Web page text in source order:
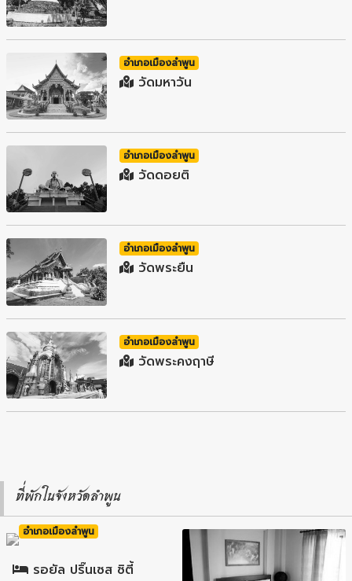
อำเภอเมืองลำพูน
วัดมหาวัน
อำเภอเมืองลำพูน
วัดดอยติ
อำเภอเมืองลำพูน
วัดพระยืน
อำเภอเมืองลำพูน
วัดพระคงฤาษี
ที่พักในจังหวัดลำพูน
อำเภอเมืองลำพูน
รอยัล ปริ๊นเซส ซิตี้